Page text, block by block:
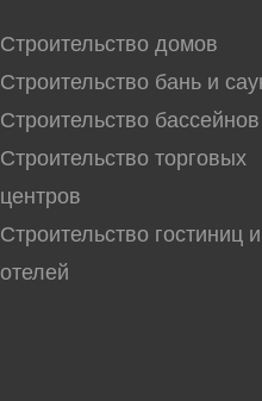
Строительство домов
Строительство бань и
Строительство бассейнов
Строительство торговых
центров
Строительство гостиниц и
отелей